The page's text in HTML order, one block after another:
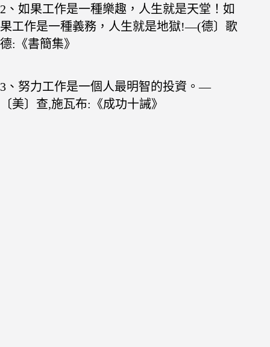
2、如果工作是一種樂趣，人生就是天堂！如
果工作是一種義務，人生就是地獄!—(德〕歌
德:《書簡集》
3、努力工作是一個人最明智的投資。—
〔美〕查,施瓦布:《成功十誡》